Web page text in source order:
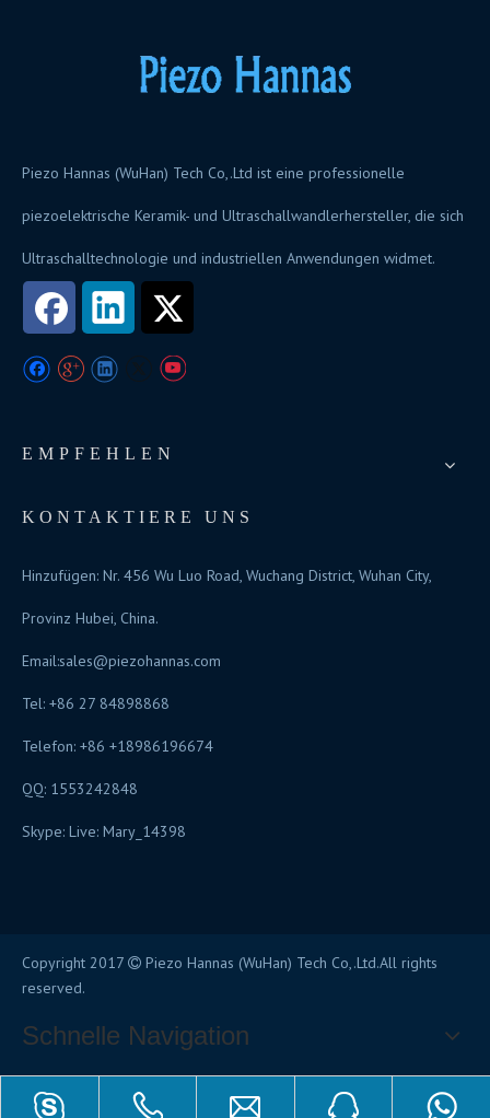
Piezo Hannas (WuHan) Tech Co,.Ltd ist eine professionelle
piezoelektrische Keramik- und Ultraschallwandlerhersteller, die sich
Ultraschalltechnologie und industriellen Anwendungen widmet.
EMPFEHLEN
KONTAKTIERE UNS
Hinzufügen: Nr. 456 Wu Luo Road, Wuchang District, Wuhan City,
Provinz Hubei, China.
Email:sales@piezohannas.com
Tel: +86 27 84898868
Telefon: +86 +18986196674
QQ: 1553242848
Skype: Live: Mary_14398
Copyright 2017  Piezo Hannas (WuHan) Tech Co,.Ltd.All rights
reserved.
Schnelle Navigation